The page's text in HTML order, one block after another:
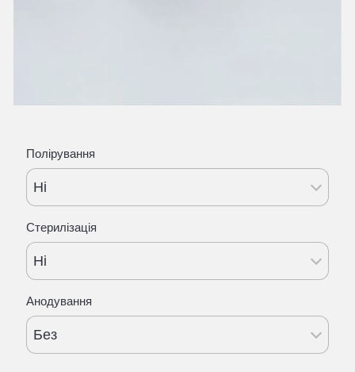
Полірування
Ні
Стерилізація
Ні
Анодування
Без